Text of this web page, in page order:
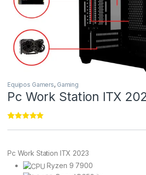
Equipos Gamers, Gaming
Pc Work Station ITX
ratings
Pc Work Station ITX 2023
Ryzen 9 7900